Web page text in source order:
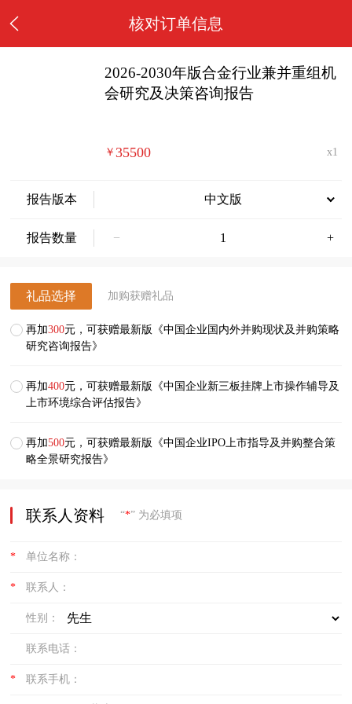
核对订单信息
2026-2030年版合金行业兼并重组机
会研究及决策咨询报告
￥ 35500 x1
报告版本 中文版
报告数量 − +
礼品选择 加购获赠礼品
再加300元，可获赠最新版《中国企业国内外并购现状及并购策略
研究咨询报告》
再加400元，可获赠最新版《中国企业新三板挂牌上市操作辅导及
上市环境综合评估报告》
再加500元，可获赠最新版《中国企业IPO上市指导及并购整合策
略全景研究报告》
联系人资料 “*” 为必填项
* 单位名称：
* 联系人：
性别：
联系电话：
* 联系手机：